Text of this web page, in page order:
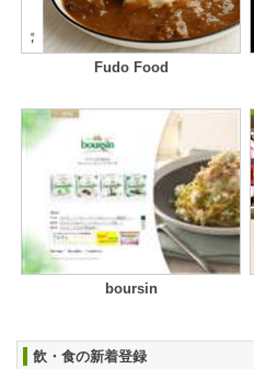
Fudo Food
boursin
飲・食の新着登録